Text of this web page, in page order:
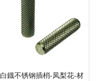
白鐡不锈钢插梢-凤梨花-材